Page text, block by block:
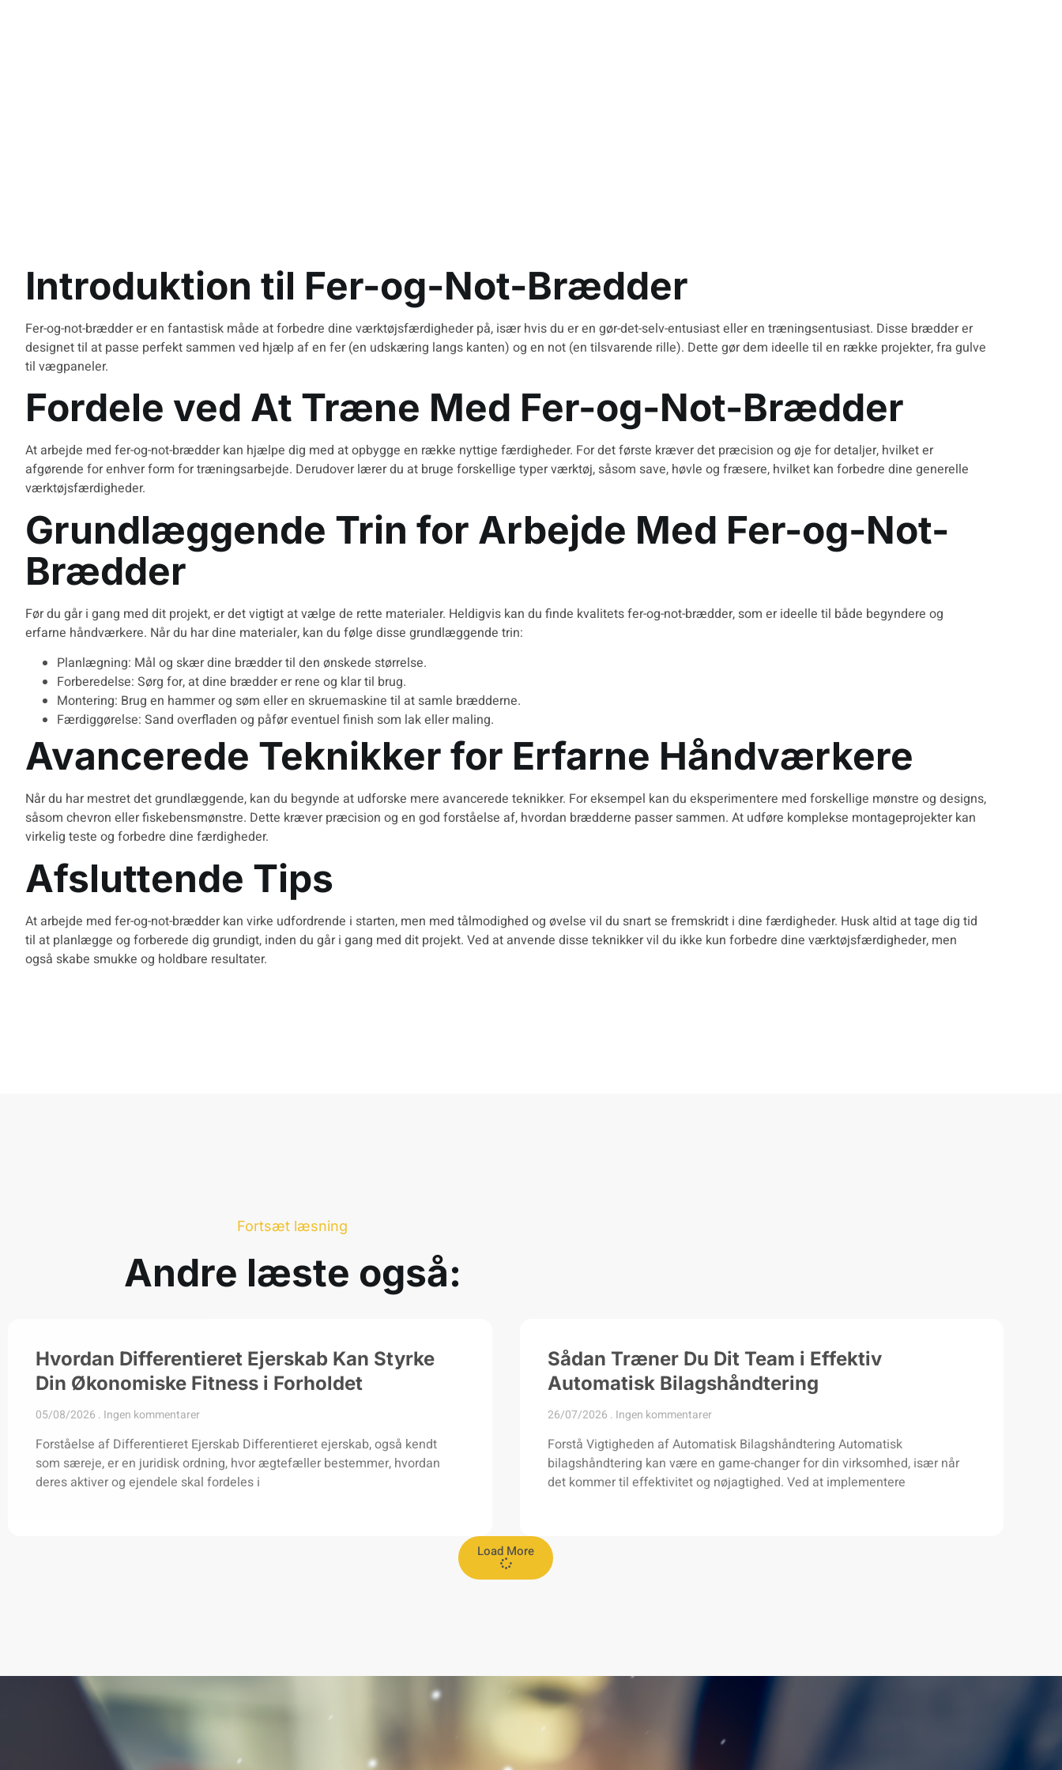
Introduktion til Fer-og-Not-Brædder
Fer-og-not-brædder er en fantastisk måde at forbedre dine værktøjsfærdigheder på, især hvis du er en gør-det-selv-entusiast eller en træningsentusiast. Disse brædder er
designet til at passe perfekt sammen ved hjælp af en fer (en udskæring langs kanten) og en not (en tilsvarende rille). Dette gør dem ideelle til en række projekter, fra gulve
til vægpaneler.
Fordele ved At Træne Med Fer-og-Not-Brædder
At arbejde med fer-og-not-brædder kan hjælpe dig med at opbygge en række nyttige færdigheder. For det første kræver det præcision og øje for detaljer, hvilket er
afgørende for enhver form for træningsarbejde. Derudover lærer du at bruge forskellige typer værktøj, såsom save, høvle og fræsere, hvilket kan forbedre dine generelle
værktøjsfærdigheder.
Grundlæggende Trin for Arbejde Med Fer-og-Not-
Brædder
Før du går i gang med dit projekt, er det vigtigt at vælge de rette materialer. Heldigvis kan du finde kvalitets fer-og-not-brædder, som er ideelle til både begyndere og
erfarne håndværkere. Når du har dine materialer, kan du følge disse grundlæggende trin:
Planlægning: Mål og skær dine brædder til den ønskede størrelse.
Forberedelse: Sørg for, at dine brædder er rene og klar til brug.
Montering: Brug en hammer og søm eller en skruemaskine til at samle brædderne.
Færdiggørelse: Sand overfladen og påfør eventuel finish som lak eller maling.
Avancerede Teknikker for Erfarne Håndværkere
Når du har mestret det grundlæggende, kan du begynde at udforske mere avancerede teknikker. For eksempel kan du eksperimentere med forskellige mønstre og designs,
såsom chevron eller fiskebensmønstre. Dette kræver præcision og en god forståelse af, hvordan brædderne passer sammen. At udføre komplekse montageprojekterkan
virkelig teste og forbedre dine færdigheder.
Afsluttende Tips
At arbejde med fer-og-not-brædder kan virke udfordrende i starten, men med tålmodighed og øvelse vil du snart se fremskridt i dine færdigheder. Husk altid at tage dig tid
til at planlægge og forberede dig grundigt, inden du går i gang med dit projekt. Ved at anvende disse teknikker vil du ikke kun forbedre dine værktøjsfærdigheder, men
også skabe smukke og holdbare resultater.
Fortsæt læsning
Andre læste også:
Hvordan Differentieret Ejerskab Kan Styrke
Din Økonomiske Fitness i Forholdet
05/08/2026 Ingen kommentarer
Forståelse af Differentieret Ejerskab Differentieret ejerskab, også kendt
som særeje, er en juridisk ordning, hvor ægtefæller bestemmer, hvordan
deres aktiver og ejendele skal fordeles i
Sådan Træner Du Dit Team i Effektiv
Automatisk Bilagshåndtering
26/07/2026 Ingen kommentarer
Forstå Vigtigheden af Automatisk Bilagshåndtering Automatisk
bilagshåndtering kan være en game-changer for din virksomhed, især når
det kommer til effektivitet og nøjagtighed. Ved at implementere
Load More